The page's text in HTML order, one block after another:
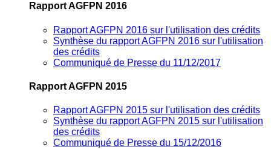
Rapport AGFPN 2016
Rapport AGFPN 2016 sur l'utilisation des crédits
Synthèse du rapport AGFPN 2016 sur l'utilisation
des crédits
Communiqué de Presse du 11/12/2017
Rapport AGFPN 2015
Rapport AGFPN 2015 sur l'utilisation des crédits
Synthèse du rapport AGFPN 2015 sur l'utilisation
des crédits
Communiqué de Presse du 15/12/2016